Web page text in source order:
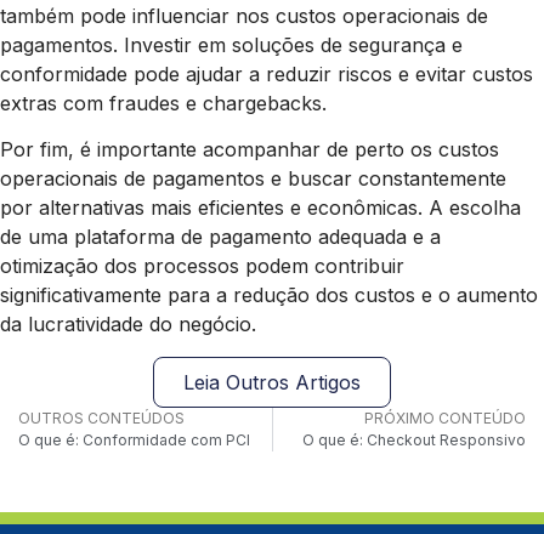
também pode influenciar nos custos operacionais de
pagamentos. Investir em soluções de segurança e
conformidade pode ajudar a reduzir riscos e evitar custos
extras com fraudes e chargebacks.
Por fim, é importante acompanhar de perto os custos
operacionais de pagamentos e buscar constantemente
por alternativas mais eficientes e econômicas. A escolha
de uma plataforma de pagamento adequada e a
otimização dos processos podem contribuir
significativamente para a redução dos custos e o aumento
da lucratividade do negócio.
Leia Outros Artigos
OUTROS CONTEÚDOS
O que é: Conformidade com PCI
PRÓXIMO CONTEÚDO
O que é: Checkout Responsivo